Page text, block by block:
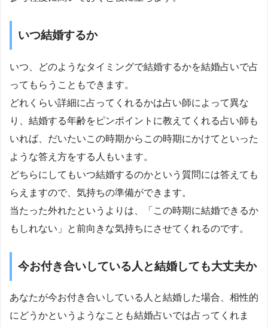
いつ結婚するか
いつ、どのようなタイミングで結婚するかを結婚占いで占
ってもらうこともできます。
どれくらい詳細に占ってくれるかは占い師によって異な
り、結婚する年齢をピンポイントに教えてくれる占い師も
いれば、だいたいこの時期からこの時期にかけてといった
ような答え方をする人もいます。
どちらにしてもいつ結婚するのかという質問には答えても
らえますので、気持ちの準備ができます。
当たった外れたというよりは、「この時期に結婚できるか
もしれない」と前向きな気持ちにさせてくれるのです。
今お付き合いしている人と結婚しても大丈夫か
あなたが今お付き合いしている人と結婚した場合、相性的
にどうかというようなことも結婚占いでは占ってくれま